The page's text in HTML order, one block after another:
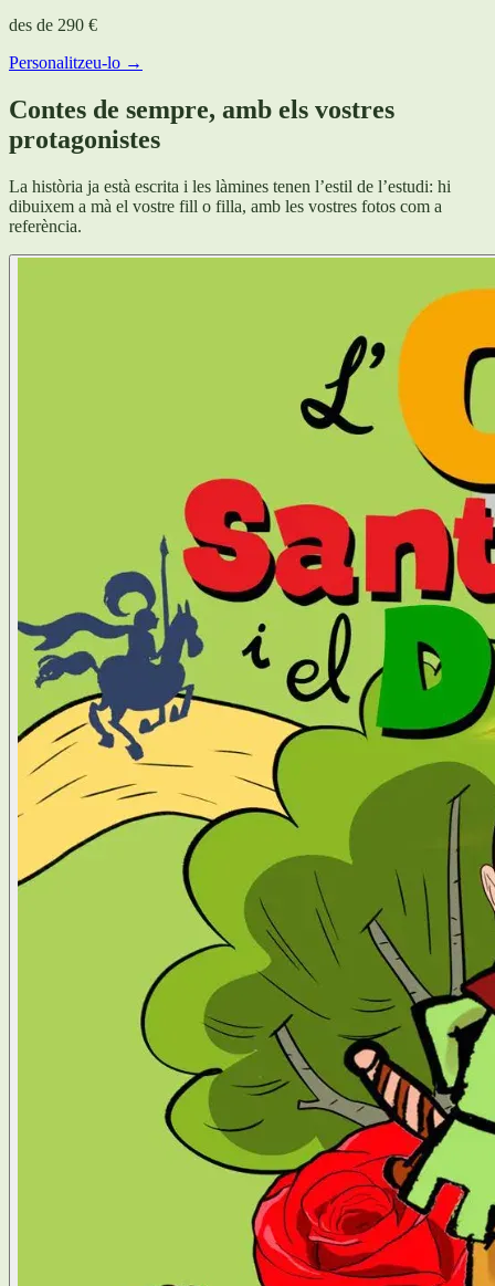
des de 290 €
Personalitzeu-lo →
Contes de sempre, amb els vostres
protagonistes
La història ja està escrita i les làmines tenen l’estil de l’estudi: hi
dibuixem a mà el vostre fill o filla, amb les vostres fotos com a
referència.